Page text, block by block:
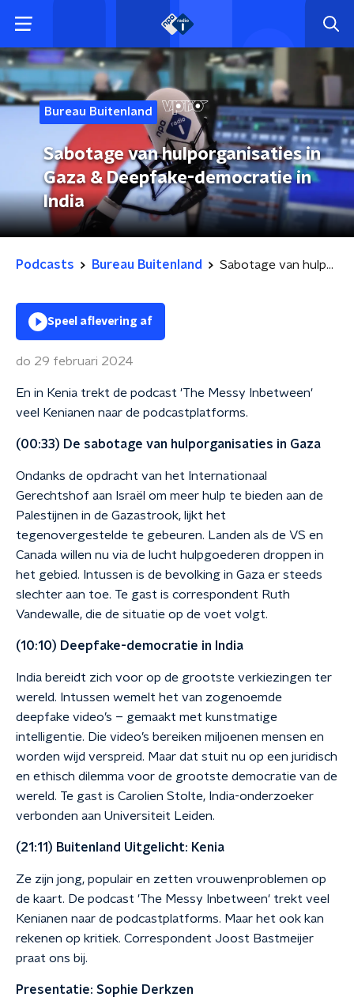
Bureau Buitenland
Sabotage van hulporganisaties in
Gaza & Deepfake-democratie in
India
Podcasts Bureau Buitenland Sabotage van hulporganisaties in Gaza & Deepfake-democratie in India
Speel aflevering af
do 29 februari 2024
En in Kenia trekt de podcast 'The Messy Inbetween'
veel Kenianen naar de podcastplatforms.
(00:33) De sabotage van hulporganisaties in Gaza
Ondanks de opdracht van het Internationaal
Gerechtshof aan Israël om meer hulp te bieden aan de
Palestijnen in de Gazastrook, lijkt het
tegenovergestelde te gebeuren. Landen als de VS en
Canada willen nu via de lucht hulpgoederen droppen in
het gebied. Intussen is de bevolking in Gaza er steeds
slechter aan toe. Te gast is correspondent Ruth
Vandewalle, die de situatie op de voet volgt.
(10:10) Deepfake-democratie in India
India bereidt zich voor op de grootste verkiezingen ter
wereld. Intussen wemelt het van zogenoemde
deepfake video’s – gemaakt met kunstmatige
intelligentie. Die video’s bereiken miljoenen mensen en
worden wijd verspreid. Maar dat stuit nu op een juridisch
en ethisch dilemma voor de grootste democratie van de
wereld. Te gast is Carolien Stolte, India-onderzoeker
verbonden aan Universiteit Leiden.
(21:11) Buitenland Uitgelicht: Kenia
Ze zijn jong, populair en zetten vrouwenproblemen op
de kaart. De podcast 'The Messy Inbetween' trekt veel
Kenianen naar de podcastplatforms. Maar het ook kan
rekenen op kritiek. Correspondent Joost Bastmeijer
praat ons bij.
Presentatie: Sophie Derkzen